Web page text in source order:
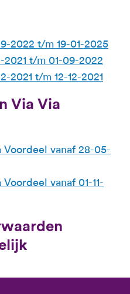
2022 t/m 19-01-2025
2021 t/m 01-09-2022
2021 t/m 12-12-2021
Via Via
vanaf 28-05-
vanaf 01-11-